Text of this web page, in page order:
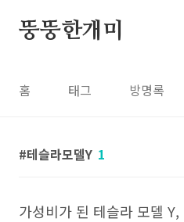
뚱뚱한개미
홈 태그 방명록
테슬라모델Y 1